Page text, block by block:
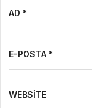
AD *
E-POSTA *
WEBSITE